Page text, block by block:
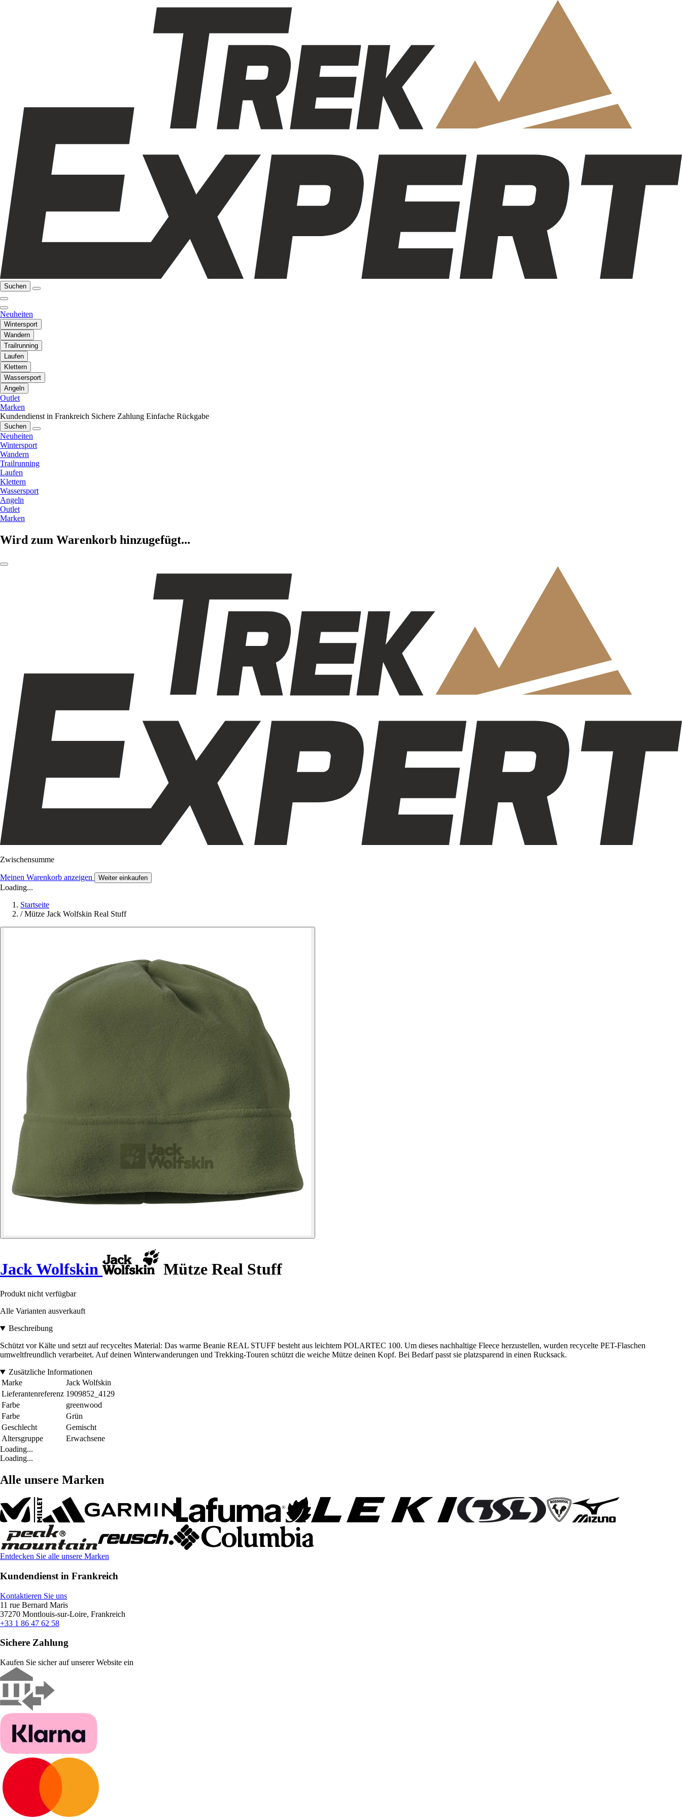
Suchen
Neuheiten
Wintersport
Wandern
Trailrunning
Laufen
Klettern
Wassersport
Angeln
Outlet
Marken
Kundendienst in Frankreich Sichere Zahlung Einfache Rückgabe
Suchen
Neuheiten
Wintersport
Wandern
Trailrunning
Laufen
Klettern
Wassersport
Angeln
Outlet
Marken
Wird zum Warenkorb hinzugefügt...
Zwischensumme
Meinen Warenkorb anzeigen Weiter einkaufen
Loading...
Startseite
/ Mütze Jack Wolfskin Real Stuff
Jack Wolfskin Mütze Real Stuff
Produkt nicht verfügbar
Alle Varianten ausverkauft
Beschreibung
Schützt vor Kälte und setzt auf recyceltes Material: Das warme Beanie REAL STUFF besteht aus leichtem POLARTEC 100. Um dieses nachhaltige Fleece herzustellen, wurden recycelte PET-Flaschen
umweltfreundlich verarbeitet. Auf deinen Winterwanderungen und Trekking-Touren schützt die weiche Mütze deinen Kopf. Bei Bedarf passt sie platzsparend in einen Rucksack.
Zusätzliche Informationen
Marke
Jack Wolfskin
Lieferantenreferenz 1909852_4129
Farbe
greenwood
Farbe
Grün
Geschlecht
Gemischt
Altersgruppe
Erwachsene
Loading...
Loading...
Alle unsere Marken
Entdecken Sie alle unsere Marken
Kundendienst in Frankreich
Kontaktieren Sie uns
11 rue Bernard Maris
37270 Montlouis-sur-Loire, Frankreich
+33 1 86 47 62 58
Sichere Zahlung
Kaufen Sie sicher auf unserer Website ein